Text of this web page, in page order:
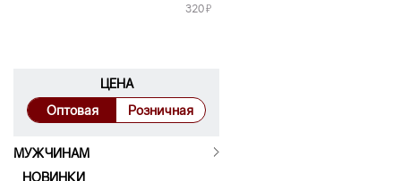
320Я
ЦЕНА
Оптовая
Розничная
МУЖЧИНАМ
НОВИНКИ